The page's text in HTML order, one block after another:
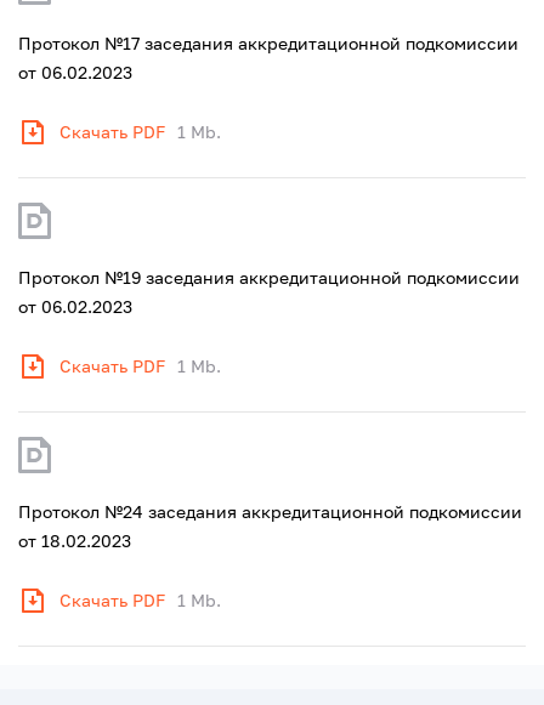
Протокол №17 заседания аккредитационной подкомиссии
от 06.02.2023
Скачать PDF 1 Mb.
Протокол №19 заседания аккредитационной подкомиссии
от 06.02.2023
Скачать PDF 1 Mb.
Протокол №24 заседания аккредитационной подкомиссии
от 18.02.2023
Скачать PDF 1 Mb.